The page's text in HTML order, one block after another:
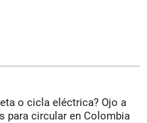
o cicla eléctrica? Ojo a
para circular en Colombia